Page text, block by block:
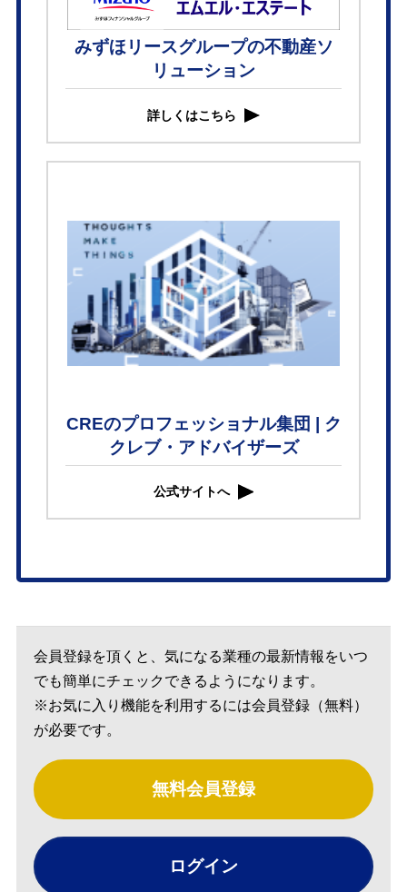
みずほリースグループの不動産ソ
リューション
詳しくはこちら
CREのプロフェッショナル集団 | ク
クレブ・アドバイザーズ
公式サイトへ
会員登録を頂くと、気になる業種の最新情報をいつ
でも簡単にチェックできるようになります。
※お気に入り機能を利用するには会員登録（無料）
が必要です。
無料会員登録
ログイン